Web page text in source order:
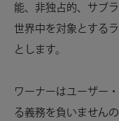
能、非独占的、サブ
世界中を対象とする
とします。
ワーナーはユーザー
る義務を負いません